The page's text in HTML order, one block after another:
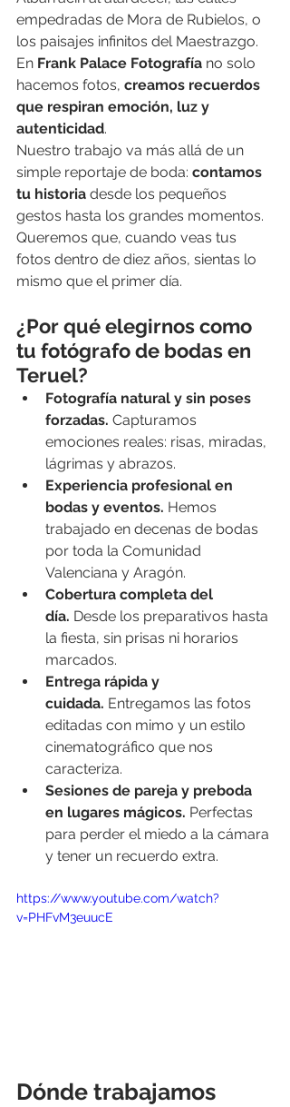
empedradas de Mora de Rubielos, o
los paisajes infinitos del Maestrazgo.
En Frank Palace Fotografía no solo
hacemos fotos, creamos recuerdos
que respiran emoción, luz y
autenticidad.
Nuestro trabajo va más allá de un
simple reportaje de boda: contamos
tu historia desde los pequeños
gestos hasta los grandes momentos.
Queremos que, cuando veas tus
fotos dentro de diez años, sientas lo
mismo que el primer día.
¿Por qué elegirnos como
tu fotógrafo de bodas en
Teruel?
Fotografía natural y sin poses
forzadas. Capturamos
emociones reales: risas, miradas,
lágrimas y abrazos.
Experiencia profesional en
bodas y eventos. Hemos
trabajado en decenas de bodas
por toda la Comunidad
Valenciana y Aragón.
Cobertura completa del
día. Desde los preparativos hasta
la fiesta, sin prisas ni horarios
marcados.
Entrega rápida y
cuidada. Entregamos las fotos
editadas con mimo y un estilo
cinematográfico que nos
caracteriza.
Sesiones de pareja y preboda
en lugares mágicos. Perfectas
para perder el miedo a la cámara
y tener un recuerdo extra.
https://www.youtube.com/watch?
v=PHFvM3euucE
Dónde trabajamos